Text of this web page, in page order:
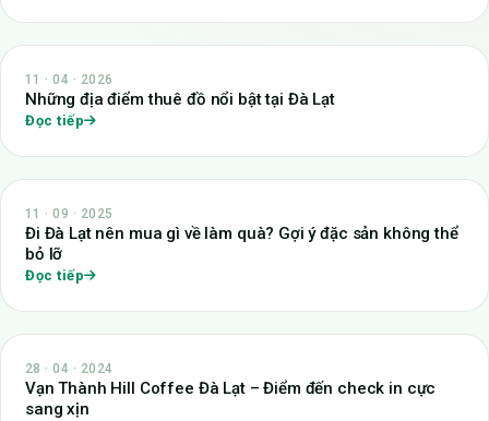
11 · 04 · 2026
Những địa điểm thuê đồ nổi bật tại Đà Lạt
Đọc tiếp
11 · 09 · 2025
Đi Đà Lạt nên mua gì về làm quà? Gợi ý đặc sản không thể
bỏ lỡ
Đọc tiếp
28 · 04 · 2024
Vạn Thành Hill Coffee Đà Lạt – Điểm đến check in cực
sang xịn